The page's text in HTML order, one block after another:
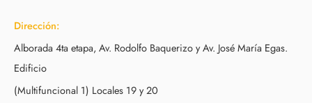
Dirección:
Alborada 4ta etapa, Av. Rodolfo Baquerizo y Av. José María Egas.
Edificio
(Multifuncional 1) Locales 19 y 20